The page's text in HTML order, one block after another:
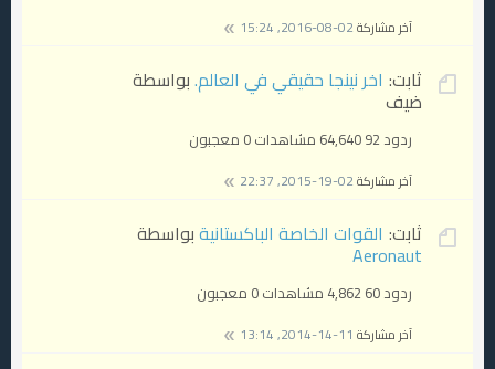
آخر مشاركة02-08-2016, 15:24
ثابت: اخر نينجا حقيقي في العالم.بواسطة
ضيف
ردود 92 64,640 مشاهدات 0 معجبون
آخر مشاركة02-19-2015, 22:37
ثابت: القوات الخاصة الباكستانيةبواسطة
Aeronaut
ردود 60 4,862 مشاهدات 0 معجبون
آخر مشاركة 11-14-2014, 13:14